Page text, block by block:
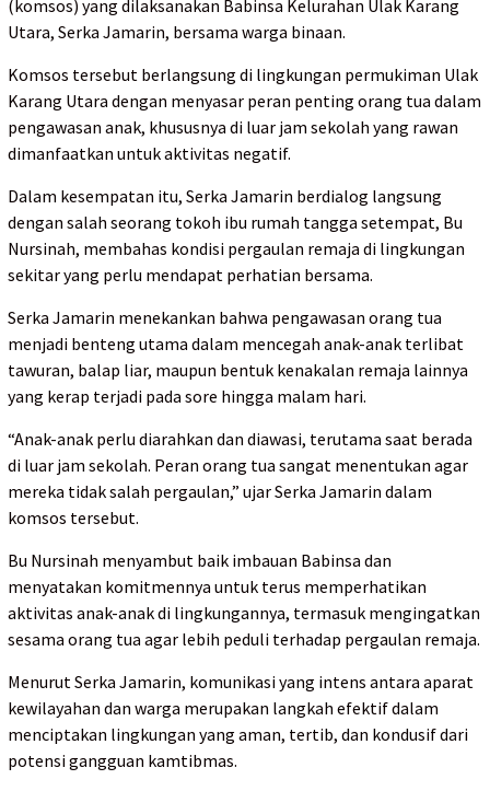
(komsos) yang dilaksanakan Babinsa Kelurahan Ulak Karang
Utara, Serka Jamarin, bersama warga binaan.
Komsos tersebut berlangsung di lingkungan permukiman Ulak
Karang Utara dengan menyasar peran penting orang tua dalam
pengawasan anak, khususnya di luar jam sekolah yang rawan
dimanfaatkan untuk aktivitas negatif.
Dalam kesempatan itu, Serka Jamarin berdialog langsung
dengan salah seorang tokoh ibu rumah tangga setempat, Bu
Nursinah, membahas kondisi pergaulan remaja di lingkungan
sekitar yang perlu mendapat perhatian bersama.
Serka Jamarin menekankan bahwa pengawasan orang tua
menjadi benteng utama dalam mencegah anak-anak terlibat
tawuran, balap liar, maupun bentuk kenakalan remaja lainnya
yang kerap terjadi pada sore hingga malam hari.
“Anak-anak perlu diarahkan dan diawasi, terutama saat berada
di luar jam sekolah. Peran orang tua sangat menentukan agar
mereka tidak salah pergaulan,” ujar Serka Jamarin dalam
komsos tersebut.
Bu Nursinah menyambut baik imbauan Babinsa dan
menyatakan komitmennya untuk terus memperhatikan
aktivitas anak-anak di lingkungannya, termasuk mengingatkan
sesama orang tua agar lebih peduli terhadap pergaulan remaja.
Menurut Serka Jamarin, komunikasi yang intens antara aparat
kewilayahan dan warga merupakan langkah efektif dalam
menciptakan lingkungan yang aman, tertib, dan kondusif dari
potensi gangguan kamtibmas.